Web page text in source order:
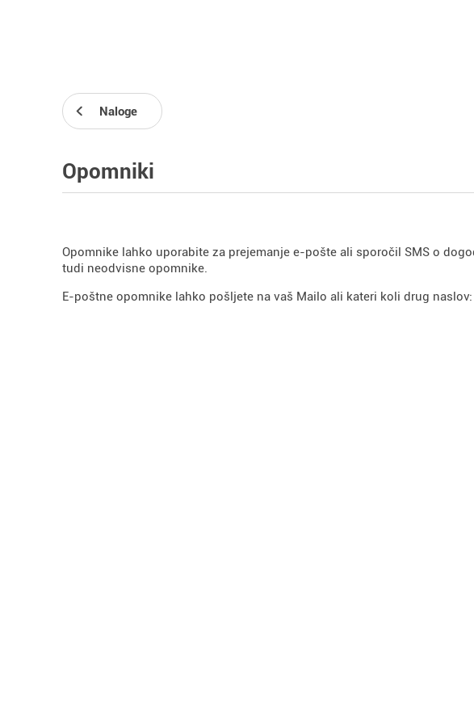
Naloge
Opomniki
Opomnike lahko uporabite za prejemanje e-pošte ali sporočil SMS o
tudi neodvisne opomnike.
E-poštne opomnike lahko pošljete na vaš Mailo ali kateri koli drug